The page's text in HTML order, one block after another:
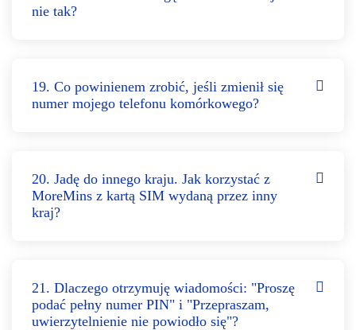
nie tak?
19. Co powinienem zrobić, jeśli zmienił się
numer mojego telefonu komórkowego?
20. Jadę do innego kraju. Jak korzystać z
MoreMins z kartą SIM wydaną przez inny
kraj?
21. Dlaczego otrzymuję wiadomości: "Proszę
podać pełny numer PIN" i "Przepraszam,
uwierzytelnienie nie powiodło się"?